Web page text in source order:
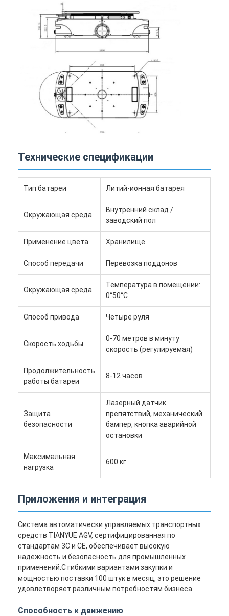
Технические спецификации
Тип батареи Литий-ионная батарея
Окружающая среда
Внутренний склад /
заводский пол
Применение цвета Хранилище
Способ передачи Перевозка поддонов
Окружающая среда
Температура в помещении:
0°50°C
Способ привода Четыре руля
Скорость ходьбы
0-70 метров в минуту
скорость (регулируемая)
Продолжительность
работы батареи
8-12 часов
Защита
безопасности
Лазерный датчик
препятствий, механический
бампер, кнопка аварийной
остановки
Максимальная
нагрузка
600 кг
Приложения и интеграция
Система автоматически управляемых транспортных
средств TIANYUE AGV, сертифицированная по
стандартам 3C и CE, обеспечивает высокую
надежность и безопасность для промышленных
применений.С гибкими вариантами закупки и
мощностью поставки 100 штук в месяц, это решение
удовлетворяет различным потребностям бизнеса.
Способность к движению